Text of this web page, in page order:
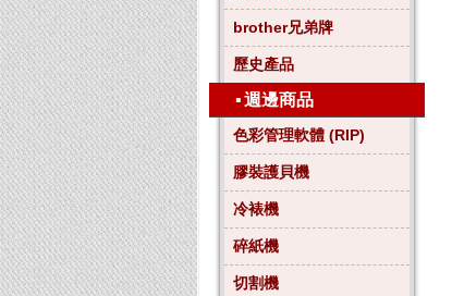
brother兄弟牌
歷史產品
▪週邊商品
色彩管理軟體 (RIP)
膠裝護貝機
冷裱機
碎紙機
切割機